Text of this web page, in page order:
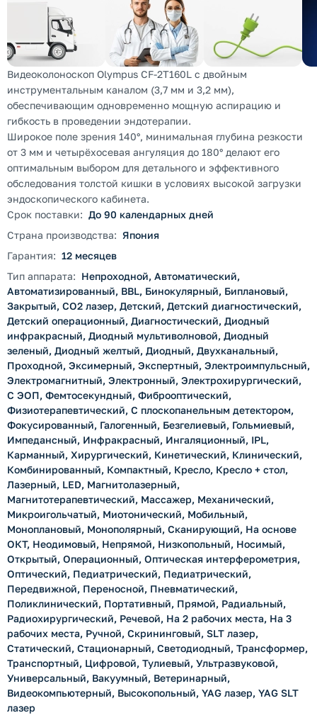
Видеоколоноскоп Olympus CF-2T160L с двойным
инструментальным каналом (3,7 мм и 3,2 мм),
обеспечивающим одновременно мощную аспирацию и
гибкость в проведении эндотерапии.
Широкое поле зрения 140°, минимальная глубина резкости
от 3 мм и четырёхосевая ангуляция до 180° делают его
оптимальным выбором для детального и эффективного
обследования толстой кишки в условиях высокой загрузки
эндоскопического кабинета.
Срок поставки: До 90 календарных дней
Страна производства: Япония
Гарантия: 12 месяцев
Тип аппарата: Непроходной, Автоматический,
Автоматизированный, BBL, Бинокулярный, Биплановый,
Закрытый, CO2 лазер, Детский, Детский диагностический,
Детский операционный, Диагностический, Диодный
инфракрасный, Диодный мультиволновой, Диодный
зеленый, Диодный желтый, Диодный, Двухканальный,
Проходной, Эксимерный, Экспертный, Электроимпульсный,
Электромагнитный, Электронный, Электрохирургический,
С ЭОП, Фемтосекундный, Фиброоптический,
Физиотерапевтический, С плоскопанельным детектором,
Фокусированный, Галогенный, Безгелиевый, Гольмиевый,
Импедансный, Инфракрасный, Ингаляционный, IPL,
Карманный, Хирургический, Кинетический, Клинический,
Комбинированный, Компактный, Кресло, Кресло + стол,
Лазерный, LED, Магнитолазерный,
Магнитотерапевтический, Массажер, Механический,
Микроигольчатый, Миотонический, Мобильный,
Моноплановый, Монополярный, Сканирующий, На основе
ОКТ, Неодимовый, Непрямой, Низкопольный, Носимый,
Открытый, Операционный, Оптическая интерферометрия,
Оптический, Педиатрический, Педиатрический,
Передвижной, Переносной, Пневматический,
Поликлинический, Портативный, Прямой, Радиальный,
Радиохирургический, Речевой, На 2 рабочих места, На 3
рабочих места, Ручной, Скрининговый, SLT лазер,
Статический, Стационарный, Светодиодный, Трансформер,
Транспортный, Цифровой, Тулиевый, Ультразвуковой,
Универсальный, Вакуумный, Ветеринарный,
Видеокомпьютерный, Высокопольный, YAG лазер, YAG SLT
лазер